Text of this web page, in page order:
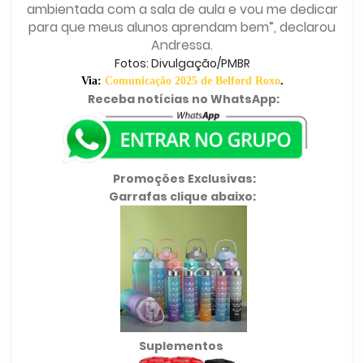
ambientada com a sala de aula e vou me dedicar
para que meus alunos aprendam bem”, declarou
Andressa.
Fotos: Divulgação/PMBR
Via: Comunicação 2025 de Belford Roxo.
Receba notícias no WhatsApp:
Promoções Exclusivas:
Garrafas clique abaixo:
Suplementos